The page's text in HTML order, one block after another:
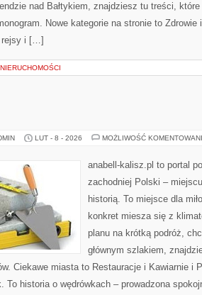
nad Bałtykiem, znajdziesz tu treści,
Nowe kategorie na stronie to Zdrowie
rejsy i […]
NIERUCHOMOŚCI
LUT - 8 - 2026 MOŻLIWOŚĆ
anabell-kalisz.pl to portal
zachodniej Polski –
historią. To miejsce dla
konkret miesza się z
planu na krótką podróż,
głównym szlakiem,
Ciekawe miasta to Restauracje i Kawiarnie i
To historia o wędrówkach – prowadzona